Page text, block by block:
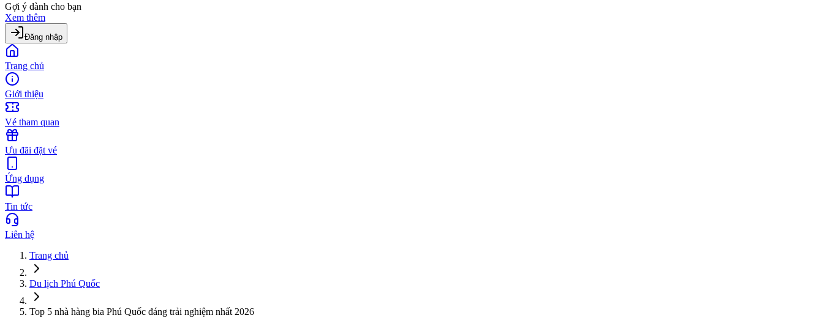
Gợi ý dành cho bạn
Xem thêm
Đăng nhập
Trang chủ
Giới thiệu
Vé tham quan
Ưu đãi đặt vé
Ứng dụng
Tin tức
Liên hệ
Trang chủ
Du lịch Phú Quốc
Top 5 nhà hàng bia Phú Quốc đáng trải nghiệm nhất 2026